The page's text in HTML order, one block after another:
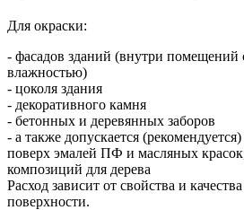
Для окраски:
- фасадов зданий (внутри
влажностью)
- цоколя здания
- декоративного камня
- бетонных и деревянных заборов
- а также допускается
поверх эмалей ПФ и масляных
композиций для дерева
Расход зависит от свойства и
поверхности.